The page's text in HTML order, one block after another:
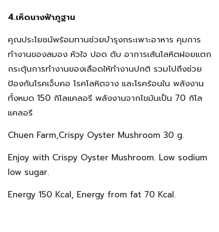
4.เห็ดนางฟ้าภูฐาน
คุณประโยชน์พร้อมทานช่วยบำรุงกระเพาะอาหาร คุมการ
ทำงานของสมอง หัวใจ ปอด ตับ อาการเส้นโลหิตฝอยแตก
กระตุ้นการทำงานของเลือดให้ทำงานปกติ รวมไปถึงช่วย
ป้องกันโรคเจ็บคอ โรคโลหิตจาง และโรคร้อนใน พลังงาน
ทั้งหมด 150 กิโลแคลอรี พลังงานจากไขมันเป็น 70 กิโล
แคลอรี
Chuen Farm,Crispy Oyster Mushroom 30 g.
Enjoy with Crispy Oyster Mushroom. Low sodium
low sugar.
Energy 150 Kcal, Energy from fat 70 Kcal.